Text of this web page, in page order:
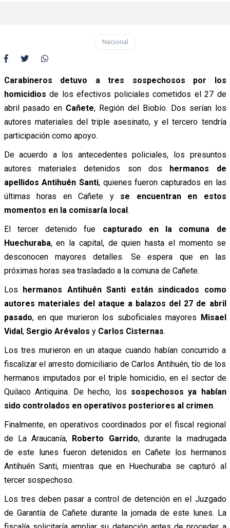
Nacional
Carabineros detuvo a tres sospechosos por los
homicidios de los efectivos policiales cometidos el 27 de
abril pasado enCañete, Región del Biobío. Dos serían los
autores materiales del triple asesinato, y el tercero tendría
participación como apoyo.
De acuerdo a los antecedentes policiales, los presuntos
autores materiales detenidos son dos hermanos de
apellidos Antihuén Santi, quienes fueron capturados en las
últimas horas en Cañete yse encuentran en estos
momentos en la comisaría local.
El tercer detenido fue capturado en la comuna de
Huechuraba, en la capital, de quien hasta el momento se
desconocen mayores detalles. Se espera que en las
próximas horas sea trasladado a la comuna de Cañete.
Los hermanos Antihuén Santi están sindicados como
autores materiales del ataque a balazos del 27 de abril
pasado, en que murieron los suboficiales mayores Misael
Vidal, Sergio Arévalos y Carlos Cisternas.
Los tres murieron en un ataque cuando habían concurrido a
fiscalizar el arresto domiciliario de Carlos Antihuén, tío de los
hermanos imputados por el triple homicidio, en el sector de
Quilaco Antiquina. De hecho, los sospechosos ya habían
sido controlados en operativos posteriores al crimen.
Finalmente, en operativos coordinados por el fiscal regional
de La Araucanía, Roberto Garrido, durante la madrugada
de este lunes fueron detenidos en Cañete los hermanos
Antihuén Santi, mientras que en Huechuraba se capturó al
tercer sospechoso.
Los tres deben pasar a control de detención en el Juzgado
de Garantía de Cañete durante la jornada de este lunes. La